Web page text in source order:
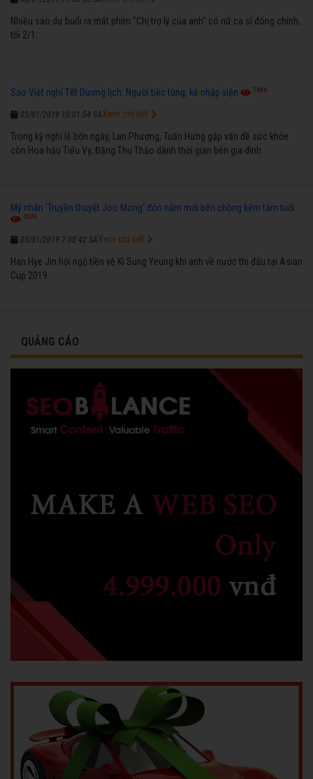
Nhiều sao dự buổi ra mắt phim "Chị trợ lý của anh" có nữ ca sĩ đóng chính,
tối 2/1.
Sao Việt nghỉ Tết Dương lịch: Người tiệc tùng, kẻ nhập viện 7686
03/01/2019 10:01:54 SA
Trong kỳ nghỉ lễ bốn ngày, Lan Phương, Tuấn Hưng gặp vấn đề sức khỏe
còn Hoa hậu Tiểu Vy, Đặng Thu Thảo dành thời gian bên gia đình.
Xem chi tiết
Mỹ nhân 'Truyền thuyết Joo Mong' đón năm mới bên chồng kém tám tuổi
4509
03/01/2019 7:00:42 SA
Han Hye Jin hội ngộ tiền vệ Ki Sung Yeung khi anh về nước thi đấu tại Asian
Cup 2019.
Xem chi tiết
QUẢNG CÁO